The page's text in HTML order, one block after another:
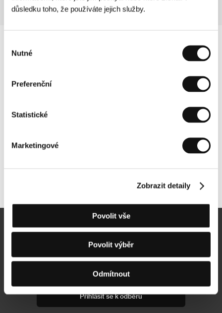
důsledku toho, že používáte jejich služby.
souhlasu
Nutné
Preferenční
Statistické
Marketingové
Zobrazit detaily
Povolit vše
Povolit výběr
Odmítnout
Newsletter
Přihlásit se k odběru